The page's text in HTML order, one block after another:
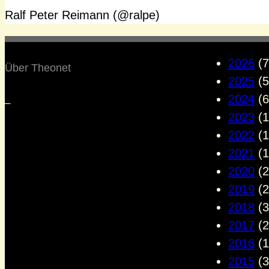
Ralf Peter Reimann (@ralpe)
Über Theonet
–
2026
2025
2024
2023
2022
2021
2020
2019
2018
2017
2016
2015